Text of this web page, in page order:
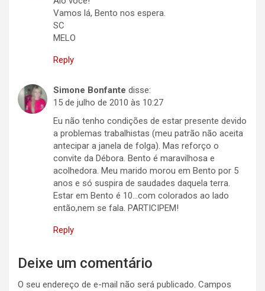
Vamos lá, Bento nos espera.
SC
MELO
Reply
Simone Bonfante disse:
15 de julho de 2010 às 10:27
Eu não tenho condições de estar presente devido
a problemas trabalhistas (meu patrão não aceita
antecipar a janela de folga). Mas reforço o
convite da Débora. Bento é maravilhosa e
acolhedora. Meu marido morou em Bento por 5
anos e só suspira de saudades daquela terra.
Estar em Bento é 10…com colorados ao lado
então,nem se fala. PARTICIPEM!
Reply
Deixe um comentário
O seu endereço de e-mail não será publicado. Campos